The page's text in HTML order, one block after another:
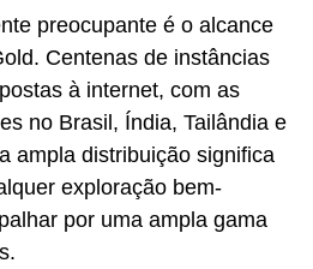
preocupante é o alcance
Centenas de instâncias
à internet, com as
no Brasil, Índia, Tailândia e
ampla distribuição significa
exploração bem-
por uma ampla gama